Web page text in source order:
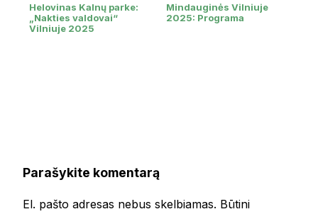
Helovinas Kalnų parke:
„Nakties valdovai“
Vilniuje 2025
Mindauginės Vilniuje
2025: Programa
Parašykite komentarą
El. pašto adresas nebus skelbiamas. Būtini